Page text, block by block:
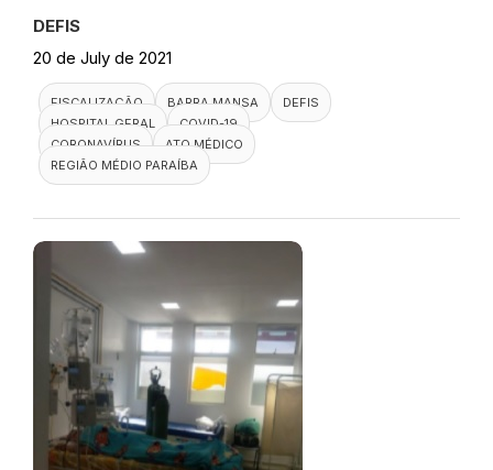
DEFIS
20 de July de 2021
FISCALIZAÇÃO BARRA MANSA
DEFIS
HOSPITAL GERAL
COVID-19
CORONAVÍRUS
ATO MÉDICO
REGIÃO MÉDIO PARAÍBA